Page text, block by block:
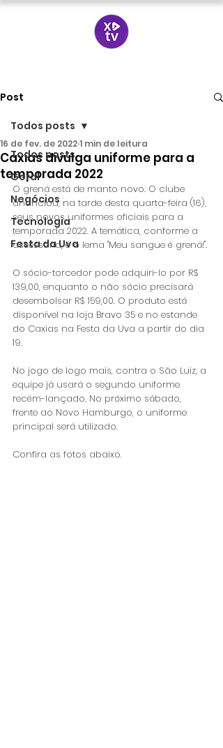
Post
Todos posts
Geral
Negócios
Tecnologia
Festa da Uva
Todos posts
Caxias divulga uniforme para a
temporada 2022
16 de fev. de 20221 min de leitura
O grená está de manto novo. O clube
anunciou, na tarde desta quarta-feira (16),
seus novos uniformes oficiais para a
temporada 2022. A temática, conforme a
assessoria, é o lema "Meu sangue é grená!".
O sócio-torcedor pode adquiri-lo por R$
139,00, enquanto o não sócio precisará
desembolsar R$ 159,00. O produto está
disponível na loja Bravo 35 e no estande
do Caxias na Festa da Uva a partir do dia
19.
No jogo de logo mais, contra o São Luiz, a
equipe já usará o segundo uniforme
recém-lançado. No próximo sábado,
frente ao Novo Hamburgo, o uniforme
principal será utilizado.
Confira as fotos abaixo.